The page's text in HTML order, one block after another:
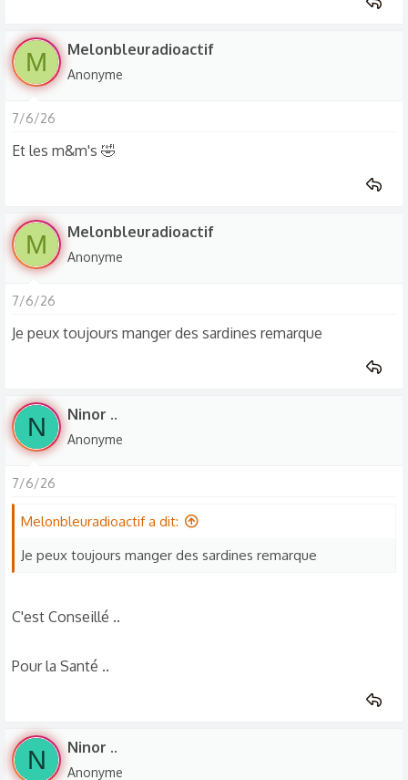
M Melonbleuradioactif
Anonyme
7/6/26
Et les m&m's 🤣
M Melonbleuradioactif
Anonyme
7/6/26
Je peux toujours manger des sardines remarque
N Ninor ..
Anonyme
7/6/26
Melonbleuradioactif a dit:
Je peux toujours manger des sardines remarque
C'est Conseillé ..
Pour la Santé ..
N Ninor ..
Anonyme